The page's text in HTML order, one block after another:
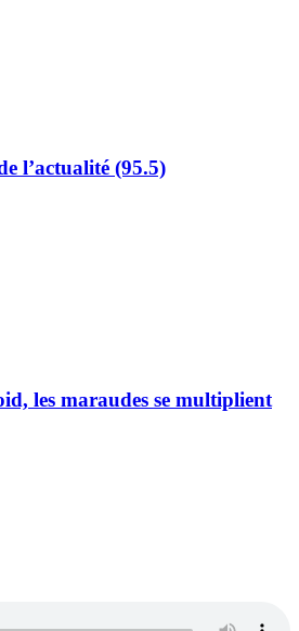
l’actualité (95.5)
les maraudes se multiplient